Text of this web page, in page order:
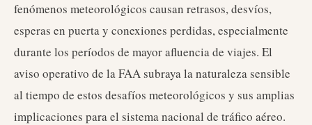
fenómenos meteorológicos causan retrasos, desvíos,
esperas en puerta y conexiones perdidas, especialmente
durante los períodos de mayor afluencia de viajes. El
aviso operativo de la FAA subraya la naturaleza sensible
al tiempo de estos desafíos meteorológicos y sus amplias
implicaciones para el sistema nacional de tráfico aéreo.